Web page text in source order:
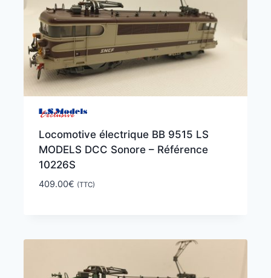
Locomotive électrique BB 9515 LS
MODELS DCC Sonore – Référence
10226S
409.00€ (TTC)